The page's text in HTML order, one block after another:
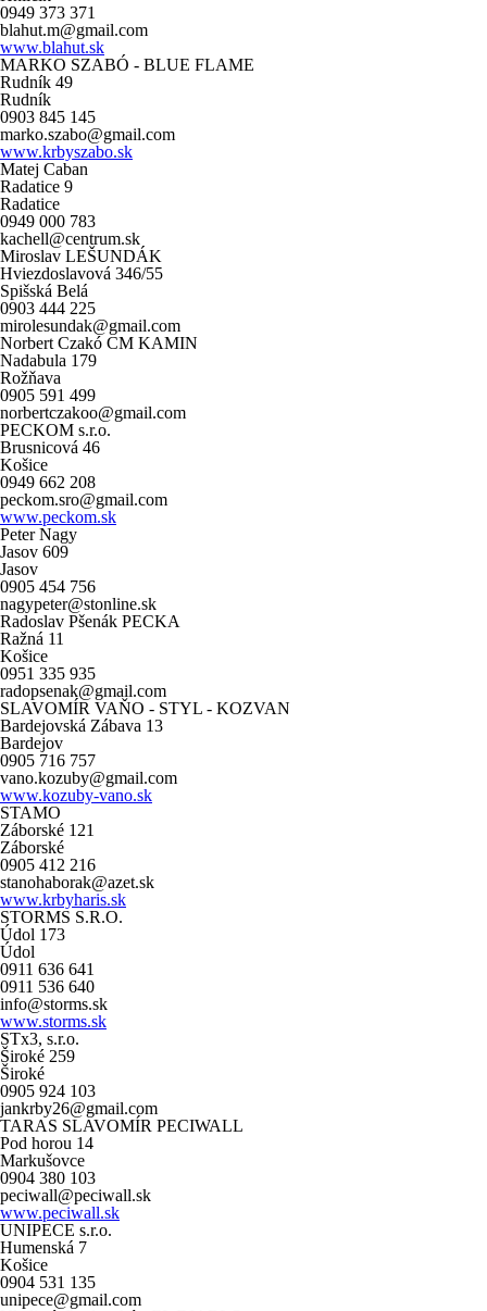
0949 373 371
blahut.m@gmail.com
www.blahut.sk
MARKO SZABÓ - BLUE FLAME
Rudník 49
Rudník
0903 845 145
marko.szabo@gmail.com
www.krbyszabo.sk
Matej Caban
Radatice 9
Radatice
0949 000 783
kachell@centrum.sk
Miroslav LEŠUNDÁK
Hviezdoslavová 346/55
Spišská Belá
0903 444 225
mirolesundak@gmail.com
Norbert Czakó CM KAMIN
Nadabula 179
Rožňava
0905 591 499
norbertczakoo@gmail.com
PECKOM s.r.o.
Brusnicová 46
Košice
0949 662 208
peckom.sro@gmail.com
www.peckom.sk
Peter Nagy
Jasov 609
Jasov
0905 454 756
nagypeter@stonline.sk
Radoslav Pšenák PECKA
Ražná 11
Košice
0951 335 935
radopsenak@gmail.com
SLAVOMÍR VAŇO - STYL - KOZVAN
Bardejovská Zábava 13
Bardejov
0905 716 757
vano.kozuby@gmail.com
www.kozuby-vano.sk
STAMO
Záborské 121
Záborské
0905 412 216
stanohaborak@azet.sk
www.krbyharis.sk
STORMS S.R.O.
Údol 173
Údol
0911 636 641
0911 536 640
info@storms.sk
www.storms.sk
STx3, s.r.o.
Široké 259
Široké
0905 924 103
jankrby26@gmail.com
TARAS SLAVOMÍR PECIWALL
Pod horou 14
Markušovce
0904 380 103
peciwall@peciwall.sk
www.peciwall.sk
UNIPECE s.r.o.
Humenská 7
Košice
0904 531 135
unipece@gmail.com